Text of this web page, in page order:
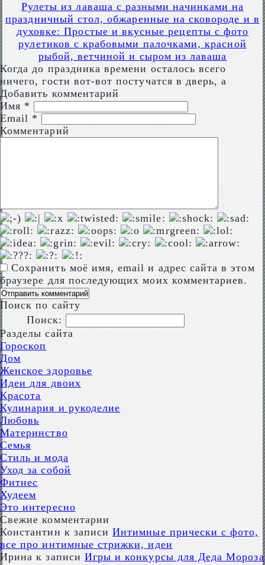
Рулеты из лаваша с разными начинками на
праздничный стол, обжаренные на сковороде и в
духовке: Простые и вкусные рецепты с фото
рулетиков с крабовыми палочками, красной
рыбой, ветчиной и сыром из лаваша
Когда до праздника времени осталось всего
ничего, гости вот-вот постучатся в дверь, а
Добавить комментарий
Имя *
Email *
Комментарий
Сохранить моё имя, email и адрес сайта в этом
браузере для последующих моих комментариев.
Поиск по сайту
Поиск:
Разделы сайта
Гороскоп
Дом
Женское здоровье
Идеи для двоих
Красота
Кулинария и рукоделие
Любовь
Материнство
Семья
Стиль и мода
Уход за собой
Фитнес
Худеем
Это интересно
Свежие комментарии
Константин к записиИнтимные прически с фото,
все про интимные стрижки, идеи
Ирина к записи Игры и конкурсы для Деда Мороза